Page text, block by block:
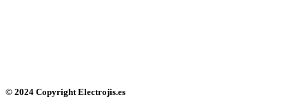
© 2024 Copyright Electrojis.es